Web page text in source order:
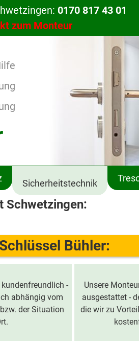
0170 817 43 01
zum Monteur
Sicherheitstechnik
Schwetzingen:
Bühler:
-
abhängig vom
der Situation
Unsere
ausgestattet -
die wir zu